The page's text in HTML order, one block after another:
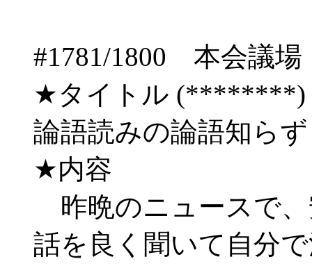
#1781/1800 本会議
★タイトル (********)
論語読みの論語知ら
★内容
昨晩のニュースで、
話を良く聞いて自分